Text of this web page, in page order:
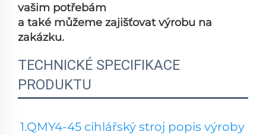
vašim potřebám
a také můžeme zajišťovat výrobu na
zakázku.
TECHNICKÉ SPECIFIKACE
PRODUKTU
1.QMY4-45 cihlářský stroj popis výroby